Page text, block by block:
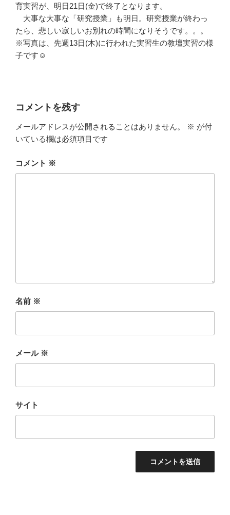
育実習が、明日21日(金)で終了となります。
大事な大事な「研究授業」も明日。研究授業が終わっ
たら、悲しい寂しいお別れの時間になりそうです。。。
※写真は、先週13日(木)に行われた実習生の教壇実習の様
子です☺
コメントを残す
メールアドレスが公開されることはありません。 ※ が付
いている欄は必須項目です
コメント ※
名前 ※
メール ※
サイト